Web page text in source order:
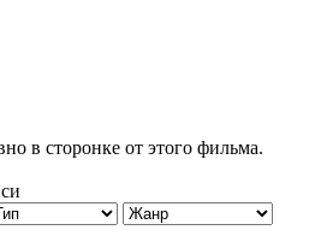
в сторонке от этого фильма.